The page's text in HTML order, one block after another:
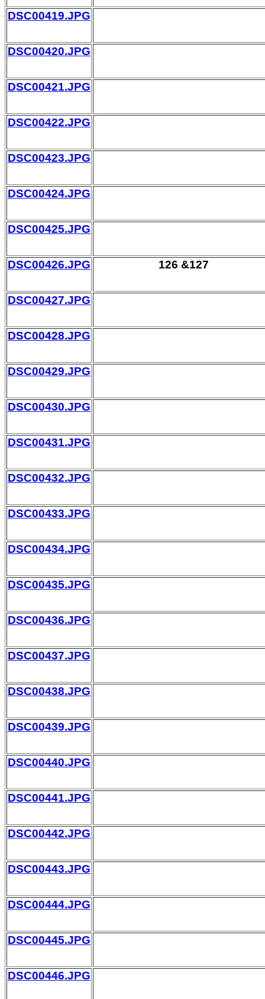
DSC00419.JPG
DSC00420.JPG
DSC00421.JPG
DSC00422.JPG
DSC00423.JPG
DSC00424.JPG
DSC00425.JPG
DSC00426.JPG 126 &127
DSC00427.JPG
DSC00428.JPG
DSC00429.JPG
DSC00430.JPG
DSC00431.JPG
DSC00432.JPG
DSC00433.JPG
DSC00434.JPG
DSC00435.JPG
DSC00436.JPG
DSC00437.JPG
DSC00438.JPG
DSC00439.JPG
DSC00440.JPG
DSC00441.JPG
DSC00442.JPG
DSC00443.JPG
DSC00444.JPG
DSC00445.JPG
DSC00446.JPG